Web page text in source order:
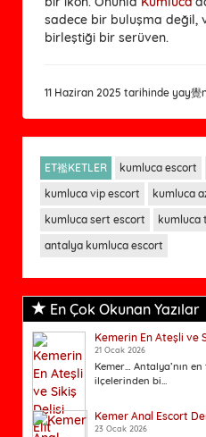
sadece bir buluşma değil,
birleştiği bir serüven.
11 Haziran 2025 tarihinde yay覺
ET襤KETLER kumluca escort
kumluca vip escort
kumluca
kumluca sert escort
kumluca
antalya kumluca escort
En Çok Okunan Yazılar
Kemerin En Ateşli ve
21 Ocak 2026
Kemer… Antalya’nın
ilçelerinden bi...
Kemer Anal Escort
23 Ocak 2026